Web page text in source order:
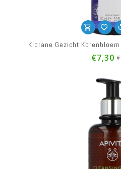
Klorane Gezicht
€7,30